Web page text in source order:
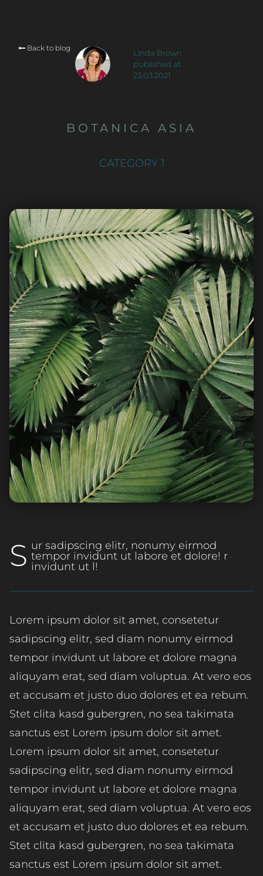
Back to blog
Linda Brown
published at
23.03.2021
BOTANICA ASIA
CATEGORY 1
S ur sadipscing elitr, nonumy eirmod
tempor invidunt ut labore et dolore! r
invidunt ut l!
Lorem ipsum dolor sit amet, consetetur
sadipscing elitr, sed diam nonumy eirmod
tempor invidunt ut labore et dolore magna
aliquyam erat, sed diam voluptua. At vero eos
et accusam et justo duo dolores et ea rebum.
Stet clita kasd gubergren, no sea takimata
sanctus est Lorem ipsum dolor sit amet.
Lorem ipsum dolor sit amet, consetetur
sadipscing elitr, sed diam nonumy eirmod
tempor invidunt ut labore et dolore magna
aliquyam erat, sed diam voluptua. At vero eos
et accusam et justo duo dolores et ea rebum.
Stet clita kasd gubergren, no sea takimata
sanctus est Lorem ipsum dolor sit amet.